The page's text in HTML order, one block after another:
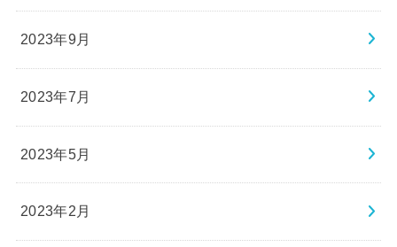
2023年9月
2023年7月
2023年5月
2023年2月